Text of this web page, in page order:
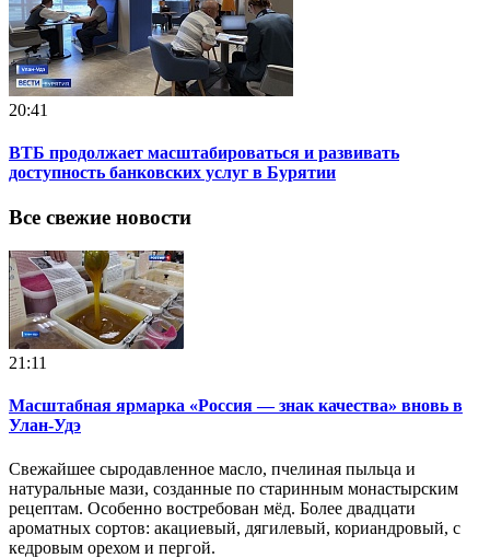
20:41
ВТБ продолжает масштабироваться и развивать
доступность банковских услуг в Бурятии
Все свежие новости
21:11
Масштабная ярмарка «Россия — знак качества» вновь в
Улан-Удэ
Свежайшее сыродавленное масло, пчелиная пыльца и
натуральные мази, созданные по старинным монастырским
рецептам. Особенно востребован мёд. Более двадцати
ароматных сортов: акациевый, дягилевый, кориандровый, с
кедровым орехом и пергой.